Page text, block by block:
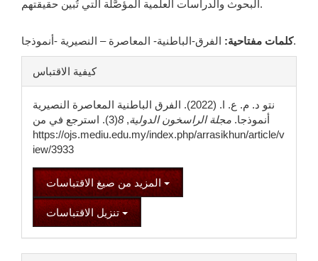
البحوث والدراسات العلمية المؤصَّلة التي تُبين حقيقتهم.
كلمات مفتاحية:الفرق-الباطنية- المعاصرة – النصيرية -أنموذجا.
تفاصيل
المقالة
كيفية الاقتباس
نتو د. م. ع. ا. (2022). الفرق الباطنية المعاصرة النصيرية
أنموذجا. مجلة الراسخون الدولية,
8
(3). استرجع في من
https://ojs.mediu.edu.my/index.php/arrasikhun/article/v
iew/3933
المزيد من صيغ الاقتباسات
تنزيل الاقتباسات